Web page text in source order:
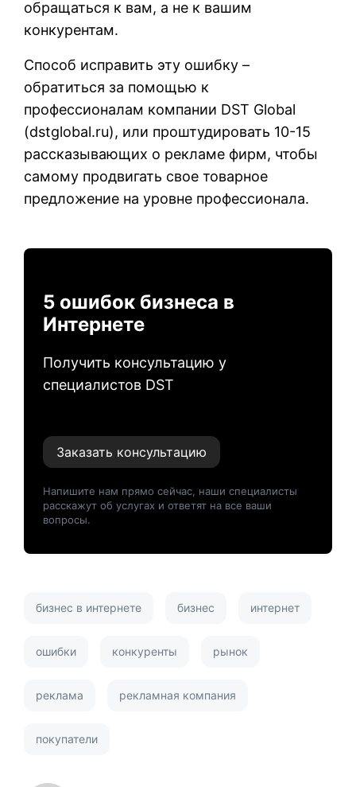
обращаться к вам, а не к вашим
конкурентам.
Способ исправить эту ошибку –
обратиться за помощью к
профессионалам компании DST Global
(dstglobal.ru), или проштудировать 10-15
рассказывающих о рекламе фирм, чтобы
самому продвигать свое товарное
предложение на уровне профессионала.
5 ошибок бизнеса в
Интернете
Получить консультацию у
специалистов DST
Заказать консультацию
Напишите нам прямо сейчас, наши специалисты
расскажут об услугах и ответят на все ваши
вопросы.
бизнес в интернете бизнес интернет
ошибки конкуренты рынок
реклама рекламная компания
покупатели